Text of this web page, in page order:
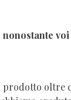
oltre